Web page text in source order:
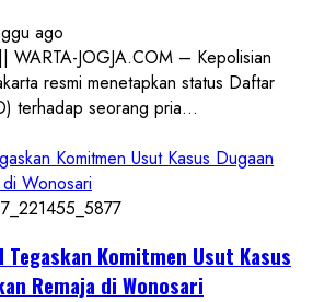
ago
WARTA-JOGJA.COM – Kepolisian
resmi menetapkan status Daftar
terhadap seorang pria...
Komitmen Usut Kasus Dugaan
Wonosari
Komitmen Usut Kasus
Remaja di Wonosari